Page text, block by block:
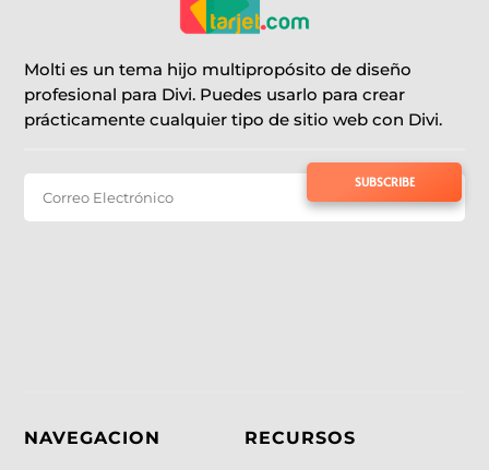
Molti es un tema hijo multipropósito de diseño
profesional para Divi. Puedes usarlo para crear
prácticamente cualquier tipo de sitio web con Divi.
SUBSCRIBE TO NEWSLETTER SUBSCRIBE
NAVEGACION RECURSOS